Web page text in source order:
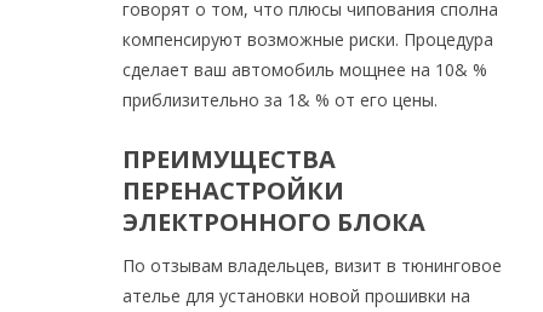
говорят о том, что плюсы чипования сполна
компенсируют возможные риски. Процедура
сделает ваш автомобиль мощнее на 10& %
приблизительно за 1& % от его цены.
ПРЕИМУЩЕСТВА
ПЕРЕНАСТРОЙКИ
ЭЛЕКТРОННОГО БЛОКА
По отзывам владельцев, визит в тюнинговое
ателье для установки новой прошивки на